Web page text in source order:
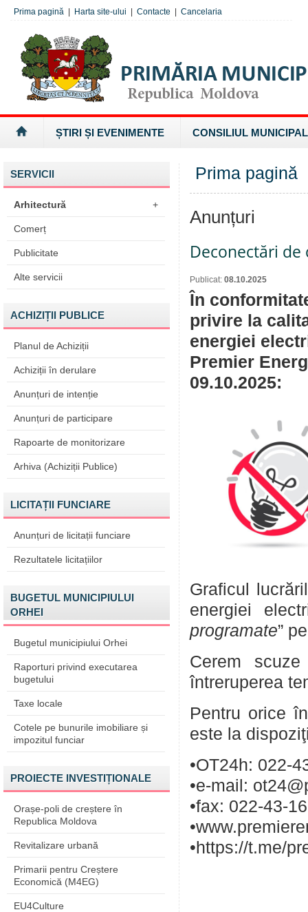
Prima pagină Harta site-ului Contacte Cancelaria
ȘTIRI ȘI EVENIMENTE CONSILIUL MUNICIPAL
SERVICII
Arhitectură +
Comerț
Publicitate
Alte servicii
ACHIZIȚII PUBLICE
Planul de Achiziții
Achiziții în derulare
Anunțuri de intenție
Anunțuri de participare
Rapoarte de monitorizare
Arhiva (Achiziții Publice)
LICITAȚII FUNCIARE
Anunțuri de licitații funciare
Rezultatele licitațiilor
BUGETUL MUNICIPIULUI
ORHEI
Bugetul municipiului Orhei
Raporturi privind executarea
bugetului
Taxe locale
Cotele pe bunurile imobiliare și
impozitul funciar
PROIECTE INVESTIȚIONALE
Orașe-poli de creștere în
Republica Moldova
Revitalizare urbană
Primarii pentru Creștere
Economică (M4EG)
EU4Culture
Prima pagină
Anunțuri
Deconectări
Publicat: 08.10.2025
În
privire la
energiei
Premier
09.10.2025:
Graficul
energiei
programate”
Cerem
întreruperea
Pentru orice
este la
•OT24h: 022-
•e-mail:
•fax: 022-43-
•https://t.me/